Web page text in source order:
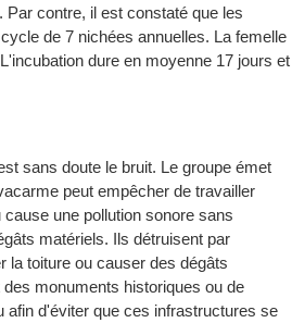
contre, il est constaté que les
de 7 nichées annuelles. La femelle
dure en moyenne 17 jours et
sans doute le bruit. Le groupe émet
peut empêcher de travailler
une pollution sonore sans
matériels. Ils détruisent par
la toiture ou causer des dégâts
monuments historiques ou de
afin d'éviter que ces infrastructures se